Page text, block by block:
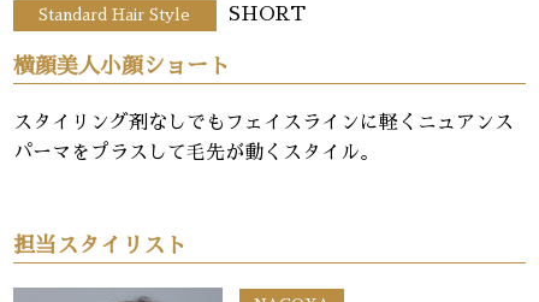
Standard Hair Style SHORT
横顔美人小顔ショート
スタイリング剤なしでもフェイスラインに軽くニュアンス
パーマをプラスして毛先が動くスタイル。
担当スタイリスト